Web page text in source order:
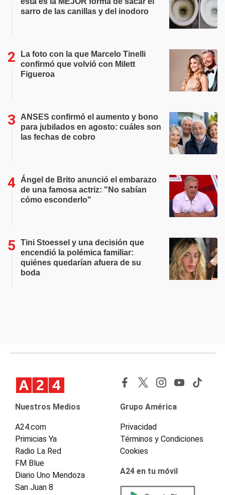
sarro de las canillas y del inodoro
La foto con la que Marcelo Tinelli
confirmó que volvió con Milett
Figueroa
ANSES confirmó el aumento y bono
para jubilados en agosto: cuáles son
las fechas de cobro
Ángel de Brito anunció el embarazo
de una famosa actriz: "No sabían
cómo esconderlo"
Tini Stoessel y una decisión que
encendió la polémica familiar:
quiénes quedarían afuera de su
boda
Nuestros Medios
A24.com
Primicias Ya
Radio La Red
FM Blue
Diario Uno Mendoza
San Juan 8
Grupo América
Privacidad
Términos y Condiciones
Cookies
A24 en tu móvil